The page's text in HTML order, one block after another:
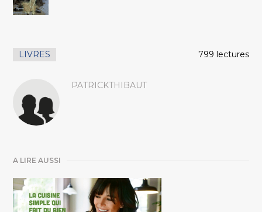
LIVRES 799 lectures
PATRICKTHIBAUT
A LIRE AUSSI